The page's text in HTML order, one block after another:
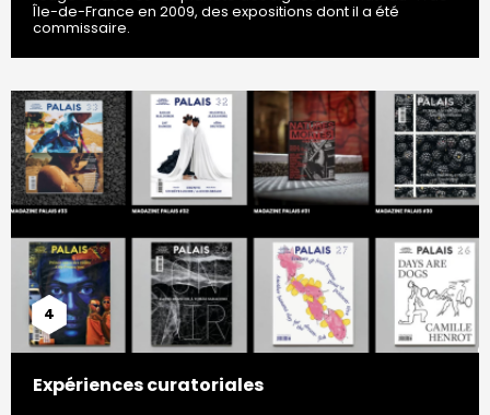
Île-de-France en 2009, des expositions dont il a été
commissaire.
4
Expériences curatoriales